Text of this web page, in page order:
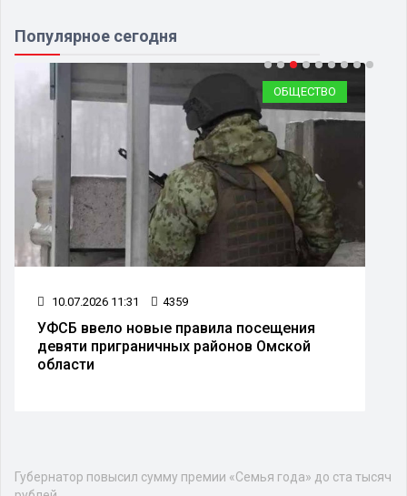
Популярное сегодня
ОБЩЕСТВО
10.07.2026 11:31 4359
УФСБ ввело новые правила посещения
девяти приграничных районов Омской
области
Губернатор повысил сумму премии «Семья года» до ста тысяч